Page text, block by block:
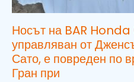
Носът на BAR Honda
управляван от
Сато, е повреден по
Гран при